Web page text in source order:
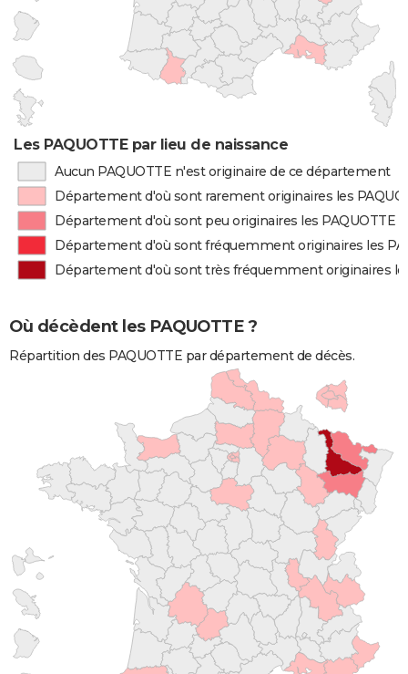
Les PAQUOTTE par lieu de naissance
Aucun PAQUOTTE n'est originaire de ce département
Département d'où sont rarement originaires les
Département d'où sont peu originaires les PAQUOTTE
Département d'où sont fréquemment originaires les
Département d'où sont très fréquemment originaires
Où décèdent les PAQUOTTE ?
Répartition des PAQUOTTE par département de décès.